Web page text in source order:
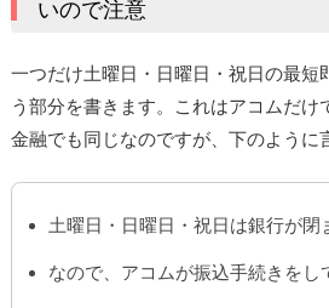
いので注意
一つだけ土曜日・日曜日・祝日の最短
う部分を書きます。これはアコムだけ
金融でも同じなのですが、下のように
土曜日・日曜日・祝日は銀行が閉
なので、アコムが振込手続きをし